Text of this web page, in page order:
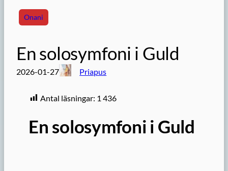
Onani
En solosymfoni i Guld
2026-01-27 Priapus
Antal läsningar: 1 436
En solosymfoni i Guld